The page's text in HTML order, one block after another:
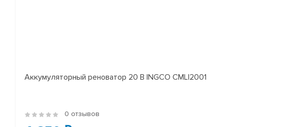
Аккумуляторный реноватор 20 В INGCO CMLI2001
0 отзывов